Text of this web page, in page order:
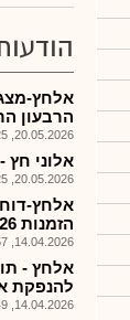
אלחץ-
הרבעון
20.05.2026, 08:25
אלוני חץ - דוח
20.05.2026, 08:25
אלחץ-
הזמנות 15.4.26
14.04.2026, 17:57
אלחץ -
להנפקת
14.04.2026, 08:49